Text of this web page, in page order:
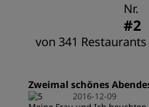
Nr.
#2
von 341
Zweimal schönes
2016-12-09